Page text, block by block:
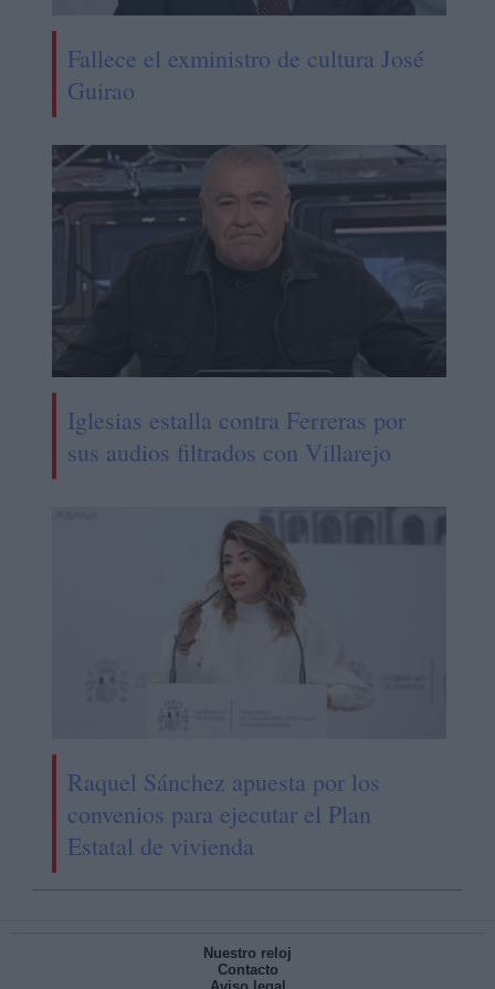
Fallece el exministro de cultura José
Guirao
Iglesias estalla contra Ferreras por
sus audios filtrados con Villarejo
Raquel Sánchez apuesta por los
convenios para ejecutar el Plan
Estatal de vivienda
Nuestro reloj
Contacto